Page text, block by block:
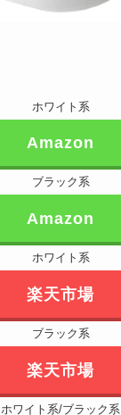
ホワイト系
Amazon
ブラック系
Amazon
ホワイト系
楽天市場
ブラック系
楽天市場
ホワイト系/ブラック系